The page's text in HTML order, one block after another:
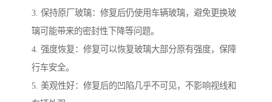
3. 保持原厂玻璃：修复后仍使用车辆玻璃，避免更换玻
璃可能带来的密封性下降等问题。
4. 强度恢复：修复可以恢复玻璃大部分原有强度，保障
行车安全。
5. 美观性好：修复后的凹陷几乎不可见，不影响视线和